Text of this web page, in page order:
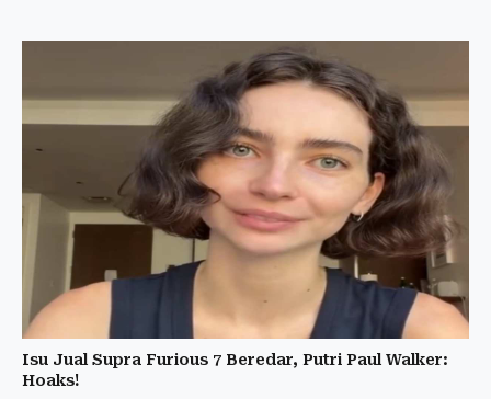
Isu Jual Supra Furious 7 Beredar, Putri Paul Walker:
Hoaks!